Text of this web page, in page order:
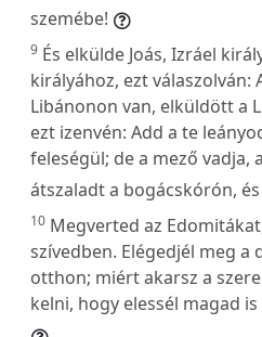
szemébe!
9 És elkülde Joás, Izráel
királyához, ezt válaszolván:
Libánonon van, elküldött a
ezt izenvén: Add a te
feleségül; de a mező vadja,
átszaladt a bogácskórón,
10 Megverted az
szívedben. Elégedjél meg a
otthon; miért akarsz a
kelni, hogy elessél magad